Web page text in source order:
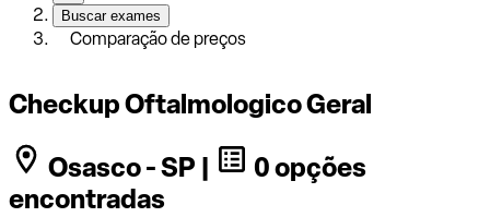
Buscar exames
Comparação de preços
Checkup Oftalmologico Geral
Osasco - SP |
0 opções
encontradas